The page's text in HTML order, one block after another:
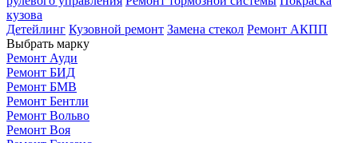
кузова
Детейлинг Кузовной ремонт Замена стекол Ремонт АКПП
Выбрать марку
Ремонт Ауди
Ремонт БИД
Ремонт БМВ
Ремонт Бентли
Ремонт Вольво
Ремонт Воя